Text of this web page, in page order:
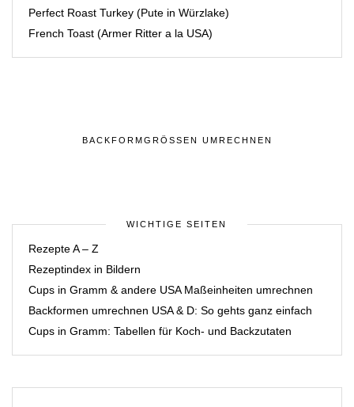
Perfect Roast Turkey (Pute in Würzlake)
French Toast (Armer Ritter a la USA)
BACKFORMGRÖSSEN UMRECHNEN
WICHTIGE SEITEN
Rezepte A – Z
Rezeptindex in Bildern
Cups in Gramm & andere USA Maßeinheiten umrechnen
Backformen umrechnen USA & D: So gehts ganz einfach
Cups in Gramm: Tabellen für Koch- und Backzutaten